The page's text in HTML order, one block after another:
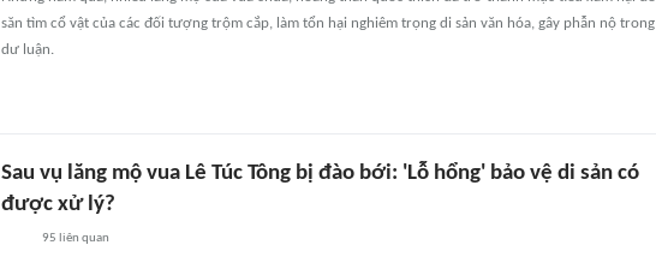
săn tìm cổ vật của các đối tượng trộm cắp, làm tổn hại nghiêm trọng di sản văn hóa, gây phẫn nộ trong
dư luận.
Sau vụ lăng mộ vua Lê Túc Tông bị đào bới: 'Lỗ hổng' bảo vệ di sản có
được xử lý?
95 liên quan